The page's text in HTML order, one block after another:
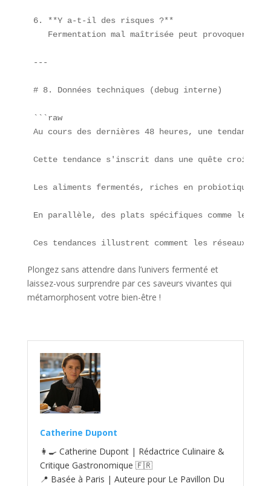
6. **Y a-t-il des risques ?**
Fermentation mal maîtrisée peut provoquer
---
# 8. Données techniques (debug interne)
```raw
Au cours des dernières 48 heures, une
Cette tendance s'inscrit dans une quête
Les aliments fermentés, riches en
En parallèle, des plats spécifiques comme le
Ces tendances illustrent comment les réseaux
Plongez sans attendre dans l’univers fermenté et
laissez-vous surprendre par ces saveurs vivantes qui
métamorphosent votre bien-être !
Catherine Dupont
👩‍🍳 Catherine Dupont | Rédactrice Culinaire &
Critique Gastronomique 🇫🇷
📍 Basée à Paris | Auteure pour Le Pavillon Du